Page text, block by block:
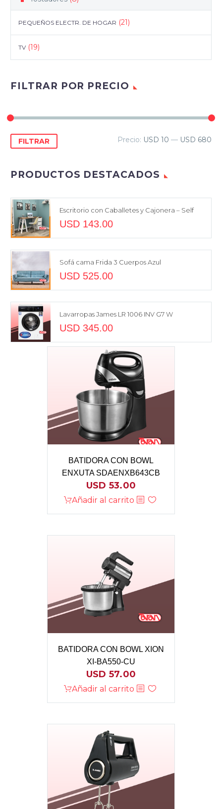
BATIDORA CON BOWL
ENXUTA SDAENXB643CB
USD 53.00
Añadir al carrito
BATIDORA CON BOWL XION
XI-BA550-CU
USD 57.00
Añadir al carrito
PEQUEÑOS ELECTR. DE HOGAR (21)
TV (19)
FILTRAR POR PRECIO
Precio
mínimo
Precio
máximo
FILTRAR Precio: USD 10 — USD 680
PRODUCTOS DESTACADOS
Escritorio con Caballetes y Cajonera – Self
USD 143.00
Sofá cama Frida 3 Cuerpos Azul
USD 525.00
Lavarropas James LR 1006 INV G7 W
USD 345.00